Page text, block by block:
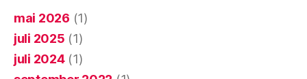
mai 2026 (1)
juli 2025 (1)
juli 2024(1)